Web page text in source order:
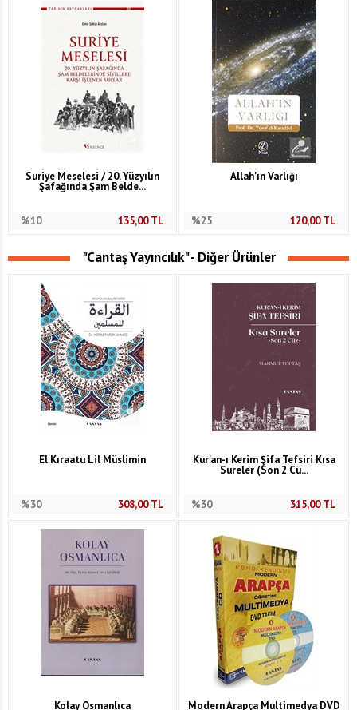
Suriye Meselesi / 20. Yüzyılın
Şafağında Şam Belde...
%10 135,00TL
Allah'ın Varlığı
%25 120,00TL
"Cantaş Yayıncılık" - Diğer Ürünler
El Kıraatu Lil Müslimin
%30 308,00TL
Kur'an-ı Kerim Şifa Tefsiri Kısa
Sureler (Son 2 Cü...
%30 315,00TL
Kolay Osmanlıca Modern Arapça Multimedya DVD